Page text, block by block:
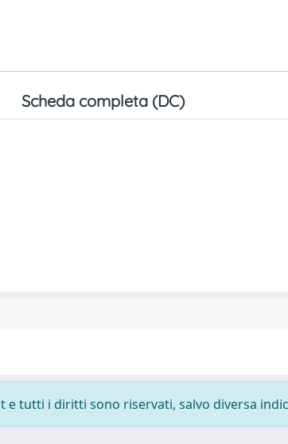
Scheda completa (DC)
tutti i diritti sono riservati, salvo diversa